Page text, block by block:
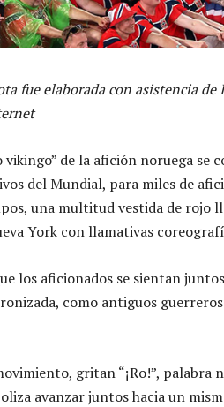
fue elaborada con asistencia de
vikingo” de la afición noruega se
del Mundial, para miles de
una multitud vestida de rojo
York con llamativas
los aficionados se sientan
como antiguos
gritan “¡Ro!”, palabra
avanzar juntos hacia un